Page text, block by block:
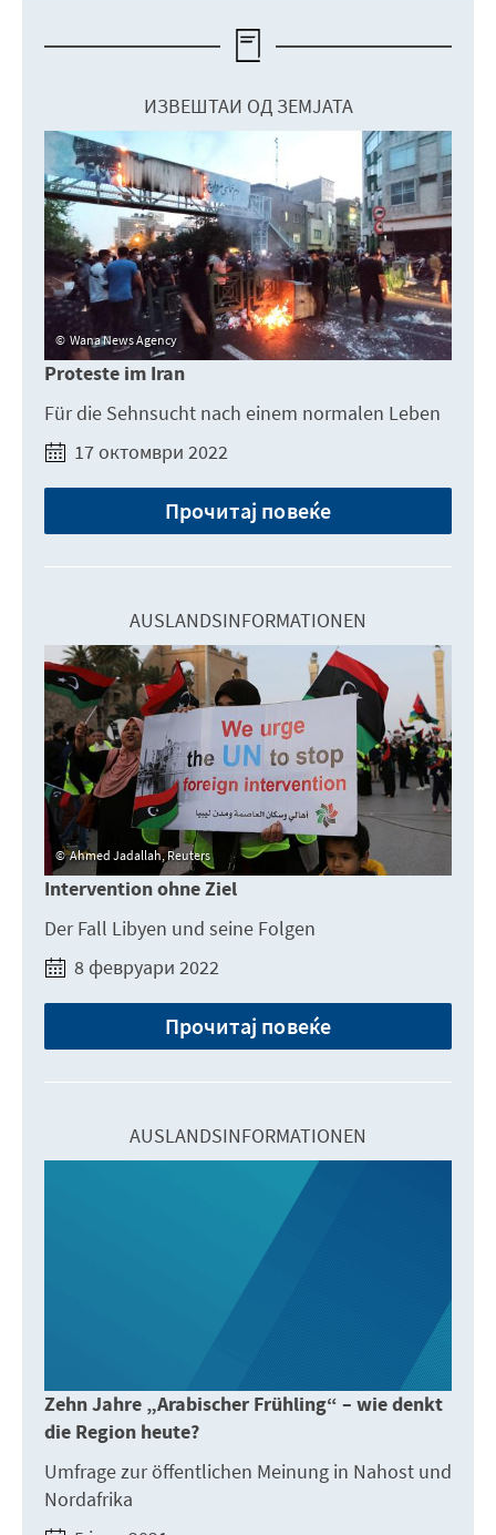
ИЗВЕШТАИ ОД ЗЕМЈАТА
Wana News Agency
Proteste im Iran
Für die Sehnsucht nach einem normalen Leben
17 октомври 2022
Прочитај повеќе
AUSLANDSINFORMATIONEN
Ahmed Jadallah, Reuters
Intervention ohne Ziel
Der Fall Libyen und seine Folgen
8 февруари 2022
Прочитај повеќе
AUSLANDSINFORMATIONEN
Zehn Jahre „Arabischer Frühling“ – wie denkt
die Region heute?
Umfrage zur öffentlichen Meinung in Nahost und
Nordafrika